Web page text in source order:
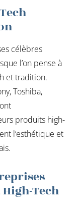
célèbres
l’on pense à
et tradition.
Toshiba,
produits high-
l’esthétique et
Tech